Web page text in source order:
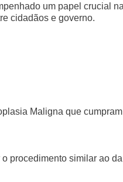
um papel crucial na
cidadãos e governo.
Maligna que
procedimento similar ao da